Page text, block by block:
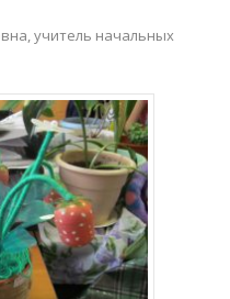
учитель начальных